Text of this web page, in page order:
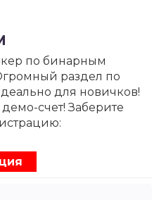
по бинарным
раздел по
для новичков!
счет! Заберите